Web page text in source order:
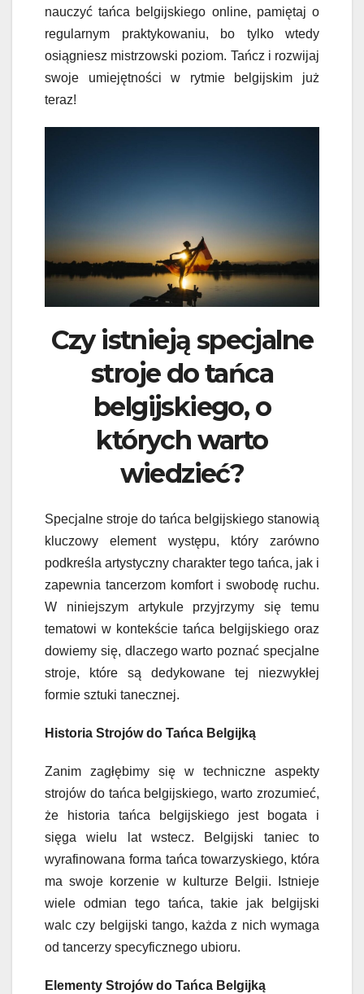
nauczyć tańca belgijskiego online, pamiętaj o
regularnym praktykowaniu, bo tylko wtedy
osiągniesz mistrzowski poziom. Tańcz i rozwijaj
swoje umiejętności w rytmie belgijskim już
teraz!
Czy istnieją specjalne
stroje do tańca
belgijskiego, o
których warto
wiedzieć?
Specjalne stroje do tańca belgijskiego stanowią
kluczowy element występu, który zarówno
podkreśla artystyczny charakter tego tańca, jak i
zapewnia tancerzom komfort i swobodę ruchu.
W niniejszym artykule przyjrzymy się temu
tematowi w kontekście tańca belgijskiego oraz
dowiemy się, dlaczego warto poznać specjalne
stroje, które są dedykowane tej niezwykłej
formie sztuki tanecznej.
Historia Strojów do Tańca Belgijką
Zanim zagłębimy się w techniczne aspekty
strojów do tańca belgijskiego, warto zrozumieć,
że historia tańca belgijskiego jest bogata i
sięga wielu lat wstecz. Belgijski taniec to
wyrafinowana forma tańca towarzyskiego, która
ma swoje korzenie w kulturze Belgii. Istnieje
wiele odmian tego tańca, takie jak belgijski
walc czy belgijski tango, każda z nich wymaga
od tancerzy specyficznego ubioru.
Elementy Strojów do Tańca Belgijką